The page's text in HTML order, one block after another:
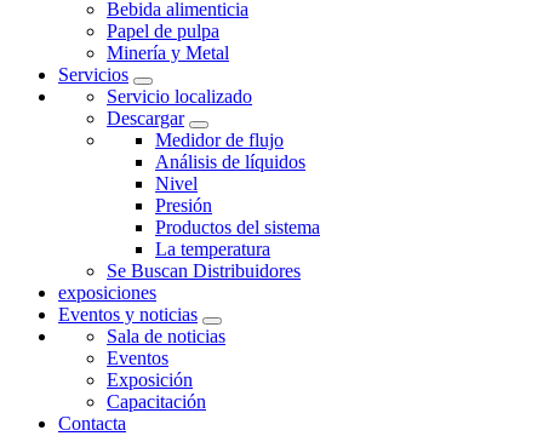
Bebida alimenticia
Papel de pulpa
Minería y Metal
Servicios
Servicio localizado
Descargar
Medidor de flujo
Análisis de líquidos
Nivel
Presión
Productos del sistema
La temperatura
Se Buscan Distribuidores
exposiciones
Eventos y noticias
Sala de noticias
Eventos
Exposición
Capacitación
Contacta